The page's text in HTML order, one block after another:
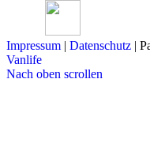
Impressum | Datenschutz |
Vanlife
Nach oben scrollen